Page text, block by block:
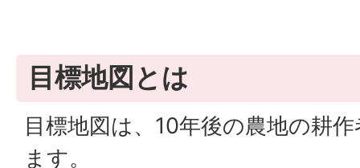
目標地図とは
目標地図は、10年後の農地の耕
ます。